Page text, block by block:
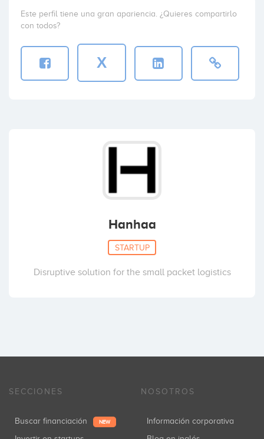
Este perfil tiene una gran apariencia. ¿Quieres compartirlo
con todos?
X
Hanhaa
STARTUP
Disruptive solution for the small packet logistics
SECCIONES
Buscar financiación NEW
NOSOTROS
Información corporativa